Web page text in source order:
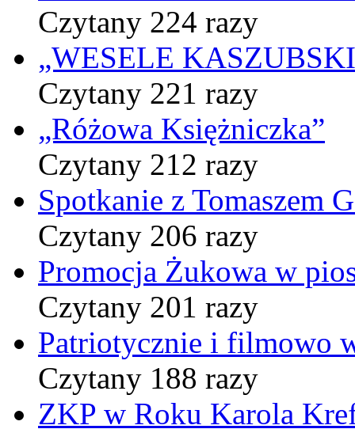
Czytany 224 razy
„WESELE
Czytany 221 razy
„Różowa Księżniczka”
Czytany 212 razy
Spotkanie z Tomaszem
Czytany 206 razy
Promocja Żukowa w
Czytany 201 razy
Patriotycznie i filmowo
Czytany 188 razy
ZKP w Roku Karola